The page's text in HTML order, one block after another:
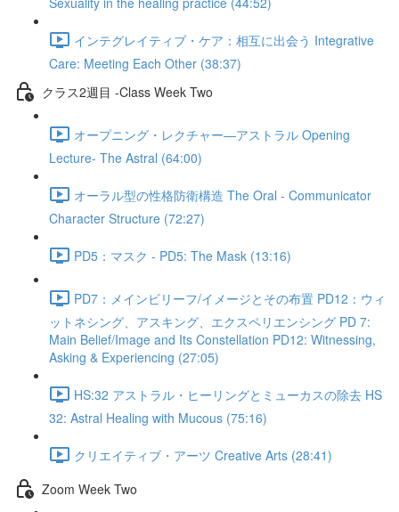
インテグレイティブ・ケア：相互に出会う Integrative
Care: Meeting Each Other (38:37)
クラス2週目 -Class Week Two
オープニング・レクチャー―アストラル Opening
Lecture- The Astral (64:00)
オーラル型の性格防衛構造 The Oral - Communicator
Character Structure (72:27)
PD5：マスク - PD5: The Mask (13:16)
PD7：メインビリーフ/イメージとその布置 PD12：ウィ
ットネシング、アスキング、エクスペリエンシング PD 7:
Main Belief/Image and Its Constellation PD12: Witnessing,
Asking & Experiencing (27:05)
HS:32 アストラル・ヒーリングとミューカスの除去 HS
32: Astral Healing with Mucous (75:16)
クリエイティブ・アーツ Creative Arts (28:41)
Zoom Week Two